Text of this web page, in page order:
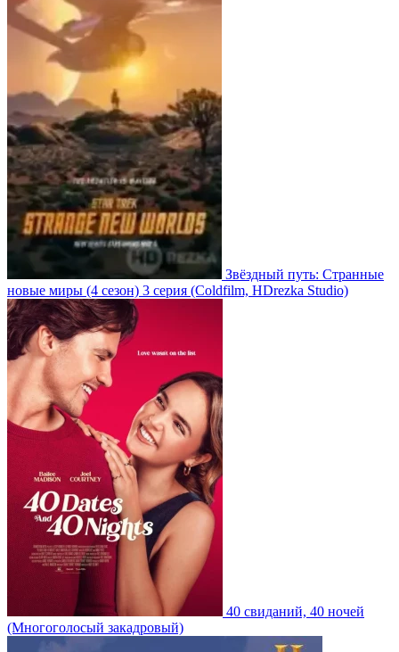
Звёздный путь: Странные
новые миры (4 сезон) 3 серия (Coldfilm, HDrezka Studio)
40 свиданий, 40 ночей
(Многоголосый закадровый)